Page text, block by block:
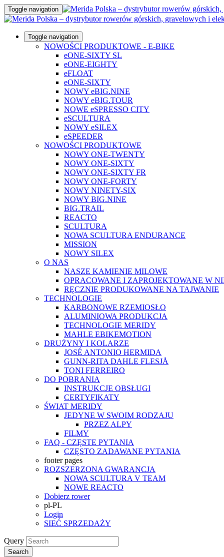
Toggle navigation
Toggle navigation
NOWOŚCI PRODUKTOWE - E-BIKE
eONE-SIXTY SL
eONE-EIGHTY
eFLOAT
eONE-SIXTY
NOWY eBIG.NINE
NOWY eBIG.TOUR
NOWE eSPRESSO CITY
eSCULTURA
NOWY eSILEX
eSPEEDER
NOWOŚCI PRODUKTOWE
NOWY ONE-TWENTY
NOWY ONE-SIXTY
NOWY ONE-SIXTY FR
NOWY ONE-FORTY
NOWY NINETY-SIX
NOWY BIG.NINE
BIG.TRAIL
REACTO
SCULTURA
NOWA SCULTURA ENDURANCE
MISSION
NOWY SILEX
O NAS
NASZE KAMIENIE MILOWE
OPRACOWANE I ZAPROJEKTOWANE W
RĘCZNIE PRODUKOWANE NA TAJWANIE
TECHNOLOGIE
KARBONOWE RZEMIOSŁO
ALUMINIOWA PRODUKCJA
TECHNOLOGIE MERIDY
MAHLE EBIKEMOTION
DRUŻYNY I KOLARZE
JOSÉ ANTONIO HERMIDA
GUNN-RITA DAHLE FLESJÅ
TONI FERREIRO
DO POBRANIA
INSTRUKCJE OBSŁUGI
CERTYFIKATY
ŚWIAT MERIDY
JEDYNE W SWOIM RODZAJU
PRZEZ ALPY
FILMY
FAQ - CZĘSTE PYTANIA
CZĘSTO ZADAWANE PYTANIA
footer pages
ROZSZERZONA GWARANCJA
NOWA SCULTURA V TEAM
NOWE REACTO
Dobierz rower
pl-PL
Login
SIEĆ SPRZEDAŻY
Query
Search